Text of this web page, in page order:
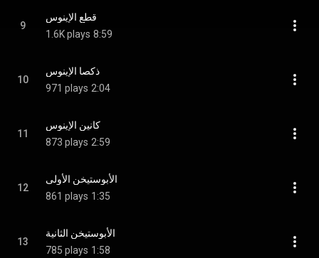
9
قطع الإينوس
1.6K plays 8:59
10
ذكصا الإينوس
971 plays 2:04
11
كانين الإينوس
873 plays 2:59
12
الأبوستيخن الأولى
861 plays 1:35
13
الأبوستيخن الثانية
785 plays 1:58